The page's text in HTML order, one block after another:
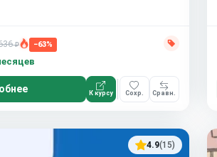
₽
−63%
К курсу Сохр. Сравн.
4.9(15)